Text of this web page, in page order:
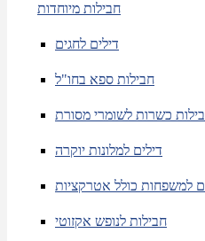
חבילות מיוחדות
דילים לחגים
חבילות ספא בחו"ל
כשרות לשומרי מסורת
דילים למלונות יוקרה
למשפחות כולל אטרקציות
חבילות לנופש אקזוטי